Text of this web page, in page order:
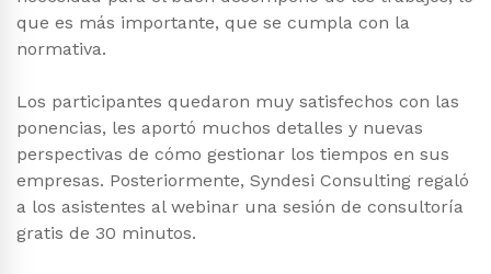
que es más importante, que se cumpla con la
normativa.
Los participantes quedaron muy satisfechos con las
ponencias, les aportó muchos detalles y nuevas
perspectivas de cómo gestionar los tiempos en sus
empresas. Posteriormente, Syndesi Consulting regaló
a los asistentes al webinar una sesión de consultoría
gratis de 30 minutos.